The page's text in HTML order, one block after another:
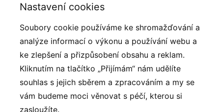
Lezecké chyty
Nastavení cookies
Soubory cookie používáme ke shromažďování a
analýze informací o výkonu a používání webu a
ke zlepšení a přizpůsobení obsahu a reklam.
Kliknutím na tlačítko „Přijímám“ nám udělíte
souhlas s jejich sběrem a zpracováním a my se
vám budeme moci věnovat s péčí, kterou si
zasloužíte.